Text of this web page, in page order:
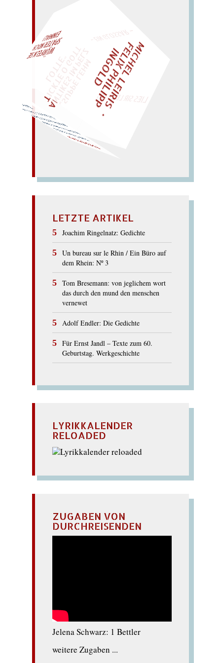
„
S
U
P
P
E
L
E
H
M
A
N
T
I
K
E
S
I
M
P
E
L
Z
T
I
C
K
T
E
O
G
O
T
T
L
O
T
T
E
PARADOXIEN
wenn
Ochsen im Ried
paar
weise radikale Kühe
parodieren: Patt! (Darbt
Ochs nie?) – Doxa: ein
Radpaar. M
I
C
H
E
L
L
E
I
R
I
S
・
F
E
L
I
X
P
H
I
L
I
P
P
I
N
G
O
L
DLIES SIR LEIRIS LEIS
AL!
LETZTE ARTIKEL
Joachim Ringelnatz: Gedichte
Un bureau sur le Rhin / Ein Büro auf
dem Rhein: Nº 3
Tom Bresemann: von jeglichem wort
das durch den mund den menschen
vernewet
Adolf Endler: Die Gedichte
Für Ernst Jandl – Texte zum 60.
Geburtstag. Werkgeschichte
LYRIKKALENDER
RELOADED
ZUGABEN VON
DURCHREISENDEN
Jelena Schwarz: 1 Bettler
weitere Zugaben ...